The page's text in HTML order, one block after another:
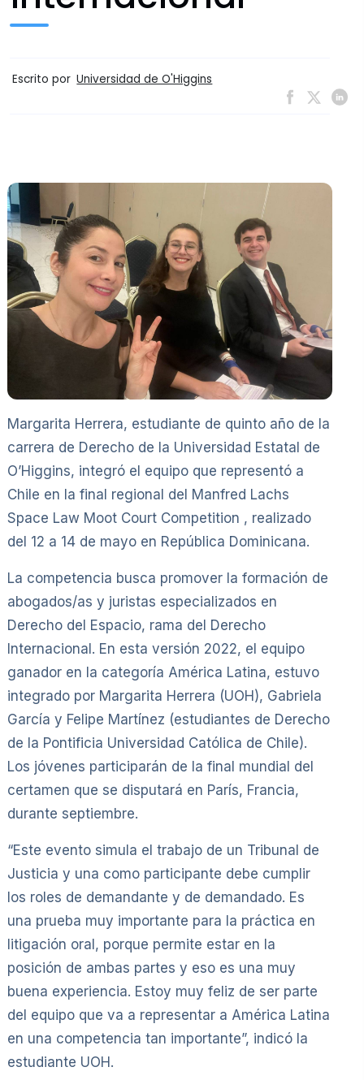
Escrito por Universidad de O'Higgins
Margarita Herrera, estudiante de quinto año de la
carrera de Derecho de la Universidad Estatal de
O’Higgins, integró el equipo que representó a
Chile en la final regional del Manfred Lachs
Space Law Moot Court Competition , realizado
del 12 a 14 de mayo en República Dominicana.
La competencia busca promover la formación de
abogados/as y juristas especializados en
Derecho del Espacio, rama del Derecho
Internacional. En esta versión 2022, el equipo
ganador en la categoría América Latina, estuvo
integrado por Margarita Herrera (UOH), Gabriela
García y Felipe Martínez (estudiantes de Derecho
de la Pontificia Universidad Católica de Chile).
Los jóvenes participarán de la final mundial del
certamen que se disputará en París, Francia,
durante septiembre.
“Este evento simula el trabajo de un Tribunal de
Justicia y una como participante debe cumplir
los roles de demandante y de demandado. Es
una prueba muy importante para la práctica en
litigación oral, porque permite estar en la
posición de ambas partes y eso es una muy
buena experiencia. Estoy muy feliz de ser parte
del equipo que va a representar a América Latina
en una competencia tan importante”, indicó la
estudiante UOH.